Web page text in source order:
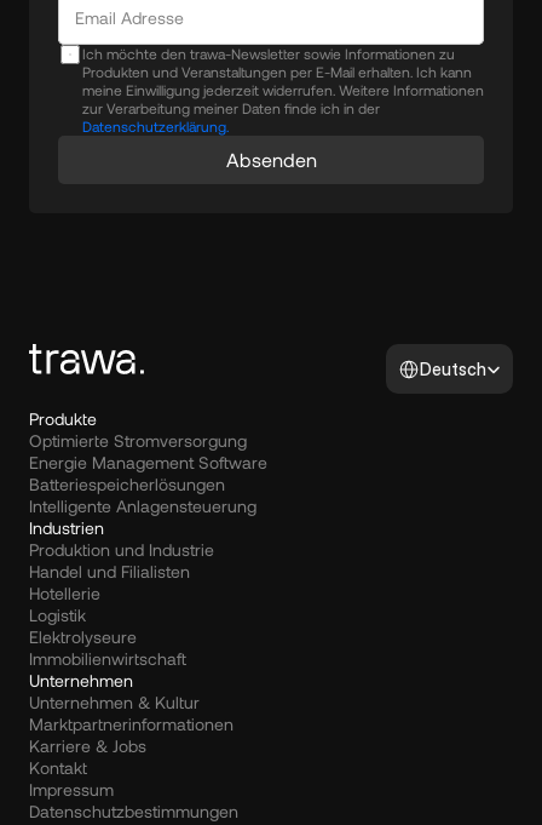
Ich möchte den trawa-Newsletter sowie Informationen zu
Produkten und Veranstaltungen per E-Mail erhalten. Ich kann
meine Einwilligung jederzeit widerrufen. Weitere Informationen
zur Verarbeitung meiner Daten finde ich in der
Datenschutzerklärung.
Absenden
Select Language
Deutsch
Produkte
Optimierte Stromversorgung
Energie Management Software
Batteriespeicherlösungen
Intelligente Anlagensteuerung
Industrien
Produktion und Industrie
Handel und Filialisten
Hotellerie
Logistik
Elektrolyseure
Immobilienwirtschaft
Unternehmen
Unternehmen & Kultur
Marktpartnerinformationen
Karriere & Jobs
Kontakt
Impressum
Datenschutzbestimmungen